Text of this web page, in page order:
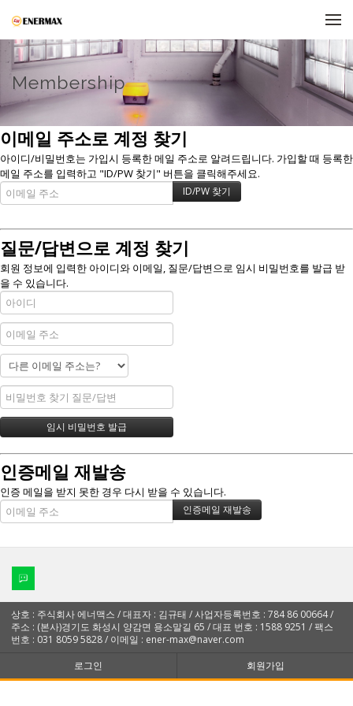
Membership
이메일 주소로 계정 찾기
아이디/비밀번호는 가입시 등록한 메일 주소로 알려드립니다. 가입할 때 등록한
메일 주소를 입력하고 "ID/PW 찾기" 버튼을 클릭해주세요.
질문/답변으로 계정 찾기
회원 정보에 입력한 아이디와 이메일, 질문/답변으로 임시 비밀번호를 발급 받
을 수 있습니다.
인증메일 재발송
인증 메일을 받지 못한 경우 다시 받을 수 있습니다.
상호 : 주식회사 에너맥스 / 대표자 : 김규태 / 사업자등록번호 : 784 86 00664 /
주소 : (본사)경기도 화성시 양감면 용소말길 65 / 대표 번호 : 1588 9251 / 팩스
번호 : 031 8059 5828 / 이메일 : ener-max@naver.com
로그인
회원가입